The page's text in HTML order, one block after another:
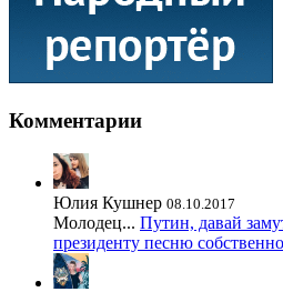
Комментарии
Юлия Кушнер 08.10.2017
Молодец... Путин, давай
президенту песню